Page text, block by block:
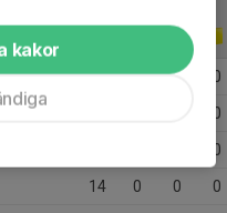
10 0 0 0
0
0
14 0 0 0
kakor